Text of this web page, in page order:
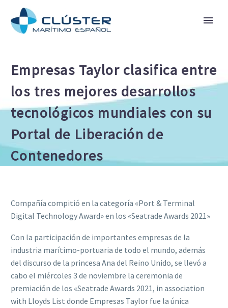
Empresas Taylor clasifica entre
los tres mejores desarrollos
tecnológicos mundiales con su
Portal de Liberación de
Contenedores
Compañía compitió en la categoría «Port & Terminal
Digital Technology Award» en los «Seatrade Awards 2021»
Con la participación de importantes empresas de la
industria marítimo-portuaria de todo el mundo, además
del discurso de la princesa Ana del Reino Unido, se llevó a
cabo el miércoles 3 de noviembre la ceremonia de
premiación de los «Seatrade Awards 2021, in association
with Lloyds List donde Empresas Taylor fue la única